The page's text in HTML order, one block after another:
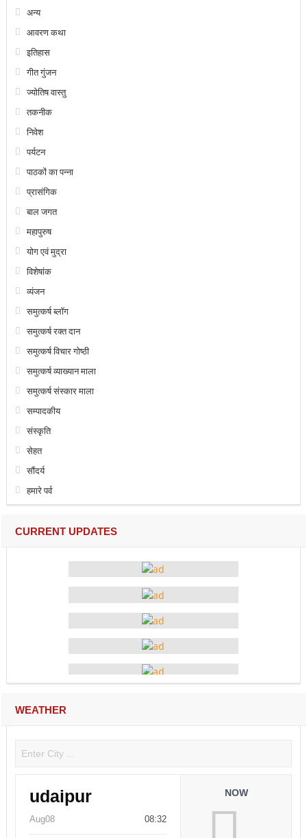
अन्य
आवरण कथा
इतिहास
गीत गुंजन
ज्योतिष वास्तु
तकनीक
निवेश
पर्यटन
पाठकों का पन्ना
प्रासंगिक
बाल जगत
महापुरुष
योग एवं मुद्रा
विशेषांक
व्यंजन
समुत्कर्ष ब्लॉग
समुत्कर्ष रक्त दान
समुत्कर्ष विचार गोष्ठी
समुत्कर्ष व्याख्यान माला
समुत्कर्ष संस्कार माला
सम्पादकीय
संस्कृति
सेहत
सौंदर्य
हमारे पर्व
CURRENT UPDATES
WEATHER
udaipur
Aug08 08:32
NOW